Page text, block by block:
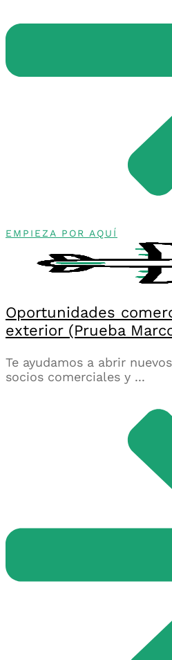
EMPIEZA POR AQUÍ
Oportunidades
exterior (Prueba
Te ayudamos a abrir
socios comerciales y ...